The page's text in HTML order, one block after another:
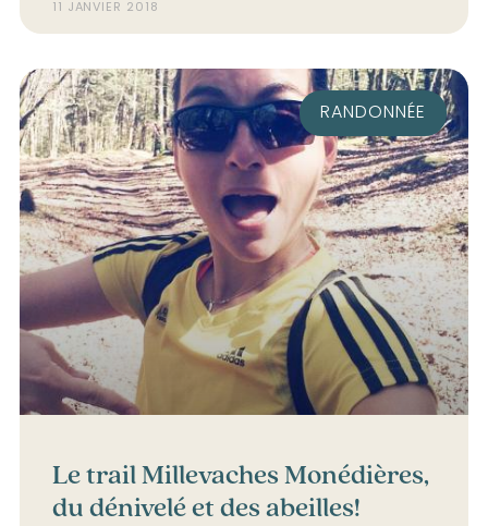
11 JANVIER 2018
RANDONNÉE
Le trail Millevaches Monédières,
du dénivelé et des abeilles!